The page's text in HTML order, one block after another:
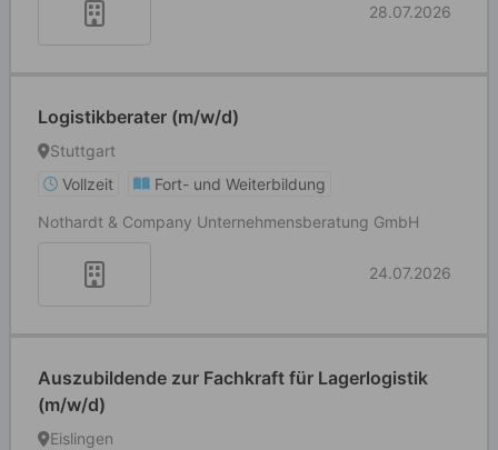
28.07.2026
Logistikberater (m/w/d)
Stuttgart
Vollzeit
Fort- und Weiterbildung
Nothardt & Company Unternehmensberatung GmbH
24.07.2026
Auszubildende zur Fachkraft für Lagerlogistik
(m/w/d)
Eislingen